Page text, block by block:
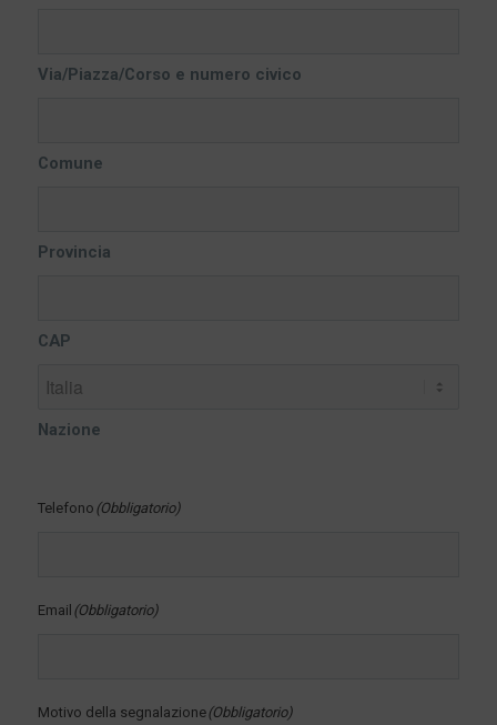
Via/Piazza/Corso e numero civico
Comune
Provincia
CAP
Nazione
Telefono (Obbligatorio)
Email (Obbligatorio)
Motivo della segnalazione(Obbligatorio)